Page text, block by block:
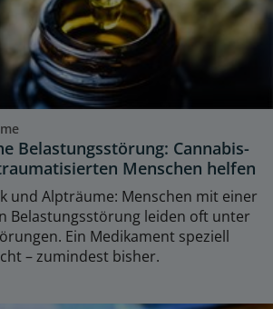
Belastungsstörung: Cannabis-
Menschen helfen
und Alpträume: Menschen mit einer
Belastungsstörung leiden oft unter
Ein Medikament speziell
– zumindest bisher.